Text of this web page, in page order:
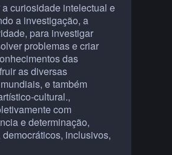
curiosidade intelectual e
a investigação, a
para investigar
problemas e criar
das
as diversas
e também
cultural.,
com
e determinação,
inclusivos,